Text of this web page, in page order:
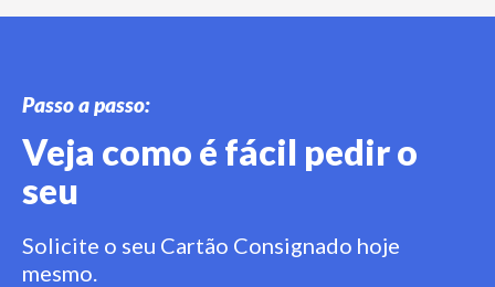
Passo a passo:
Veja como é fácil pedir o
seu
Solicite o seu Cartão Consignado hoje
mesmo.